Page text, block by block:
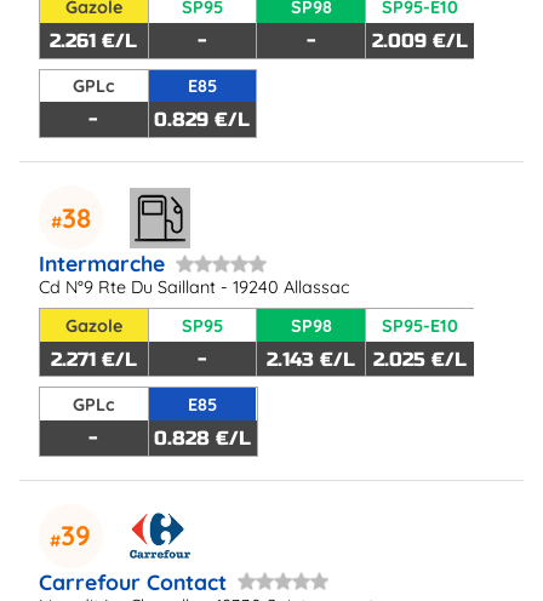
Gazole
2.261 €/L
SP95
-
SP98
-
SP95-E10
2.009 €/L
GPLc
-
E85
0.829 €/L
38
Intermarche
Cd N°9 Rte Du Saillant - 19240 Allassac
Gazole
2.271 €/L
SP95
-
SP98
2.143 €/L
SP95-E10
2.025 €/L
GPLc
-
E85
0.828 €/L
39
Carrefour Contact